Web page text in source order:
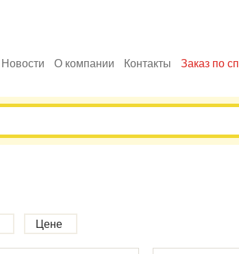
Новости О компании Контакты
Заказ по
Цене